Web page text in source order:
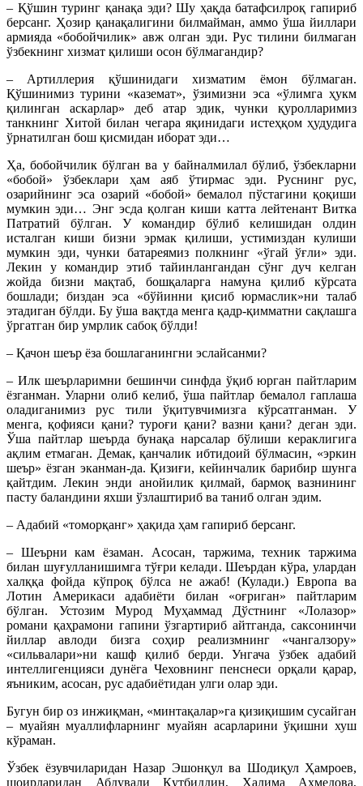
– Қўшин туринг қанақа эди? Шу ҳақда батафсилроқ гапириб
берсанг. Ҳозир қанақалигини билмайман, аммо ўша йиллари
армияда «бобойчилик» авж олган эди. Рус тилини билмаган
ўзбекнинг хизмат қилиши осон бўлмагандир?
– Артиллерия қўшинидаги хизматим ёмон бўлмаган.
Қўшинимиз турини «каземат», ўзимизни эса «ўлимга ҳукм
қилинган аскарлар» деб атар эдик, чунки қуролларимиз
танкнинг Хитой билан чегара яқинидаги истеҳқом ҳудудига
ўрнатилган бош қисмидан иборат эди…
Ҳа, бобойчилик бўлган ва у байналмилал бўлиб, ўзбекларни
«бобой» ўзбеклари ҳам аяб ўтирмас эди. Руснинг рус,
озарийнинг эса озарий «бобой» бемалол пўстагини қоқиши
мумкин эди… Энг эсда қолган киши катта лейтенант Витка
Патратий бўлган. У командир бўлиб келишидан олдин
исталган киши бизни эрмак қилиши, устимиздан кулиши
мумкин эди, чунки батареямиз полкнинг «ўгай ўғли» эди.
Лекин у командир этиб тайинлангандан сўнг дуч келган
жойда бизни мақтаб, бошқаларга намуна қилиб кўрсата
бошлади; биздан эса «бўйинни қисиб юрмаслик»ни талаб
этадиган бўлди. Бу ўша вақтда менга қадр-қимматни сақлашга
ўргатган бир умрлик сабоқ бўлди!
– Қачон шеър ёза бошлаганингни эслайсанми?
– Илк шеърларимни бешинчи синфда ўқиб юрган пайтларим
ёзганман. Уларни олиб келиб, ўша пайтлар бемалол гаплаша
оладиганимиз рус тили ўқитувчимизга кўрсатганман. У
менга, қофияси қани? туроғи қани? вазни қани? деган эди.
Ўша пайтлар шеърда бунақа нарсалар бўлиши кераклигига
ақлим етмаган. Демак, қанчалик ибтидоий бўлмасин, «эркин
шеър» ёзган эканман-да. Қизиғи, кейинчалик барибир шунга
қайтдим. Лекин энди анойилик қилмай, бармоқ вазнининг
пасту баландини яхши ўзлаштириб ва таниб олган эдим.
– Адабий «томорқанг» ҳақида ҳам гапириб берсанг.
– Шеърни кам ёзаман. Асосан, таржима, техник таржима
билан шуғулланишимга тўғри келади. Шеърдан кўра, улардан
халққа фойда кўпроқ бўлса не ажаб! (Кулади.) Европа ва
Лотин Америкаси адабиёти билан «оғриган» пайтларим
бўлган. Устозим Мурод Муҳаммад Дўстнинг «Лолазор»
романи қаҳрамони гапини ўзгартириб айтганда, саксонинчи
йиллар авлоди бизга соҳир реализмнинг «чангалзору»
«сильвалари»ни кашф қилиб берди. Унгача ўзбек адабий
интеллигенцияси дунёга Чеховнинг пенснеси орқали қарар,
яъниким, асосан, рус адабиётидан улги олар эди.
Бугун бир оз инжиқман, «минтақалар»га қизиқишим сусайган
– муайян муаллифларнинг муайян асарларини ўқишни хуш
кўраман.
Ўзбек ёзувчиларидан Назар Эшонқул ва Шодиқул Ҳамроев,
шоирларидан Абдували Қутбиддин, Ҳалима Аҳмедова,